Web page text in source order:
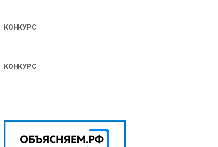
КОНКУРС
КОНКУРС